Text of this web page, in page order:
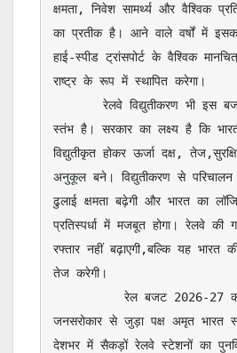
क्षमता, निवेश सामर्थ्य और वैश्विक
का प्रतीक है। आने वाले वर्षों में
हाई-स्पीड ट्रांसपोर्ट के वैश्विक
राष्ट्र के रूप में स्थापित करेगा।
स्तंभ है। सरकार का लक्ष्य है कि
विद्युतीकृत होकर ऊर्जा दक्ष,
अनुकूल बने। विद्युतीकरण से परिचालन
ढुलाई क्षमता बढ़ेगी और भारत का
प्रतिस्पर्धा में मजबूत होगा। रेलवे की
रफ्तार नहीं बढ़ाएगी,बल्कि यह भारत
तेज करेगी।
जनसरोकार से जुड़ा पक्ष अमृत भारत
देशभर में सैकड़ों रेलवे स्टेशनों का